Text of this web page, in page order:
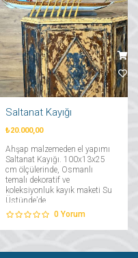
Saltanat Kayığı
₺20.000,00
Ahşap malzemeden el yapımı
Saltanat Kayığı. 100x13x25
cm ölçülerinde, Osmanlı
temalı dekoratif ve
koleksiyonluk kayık maketi Su
Üstünde’de....
0 Yorum